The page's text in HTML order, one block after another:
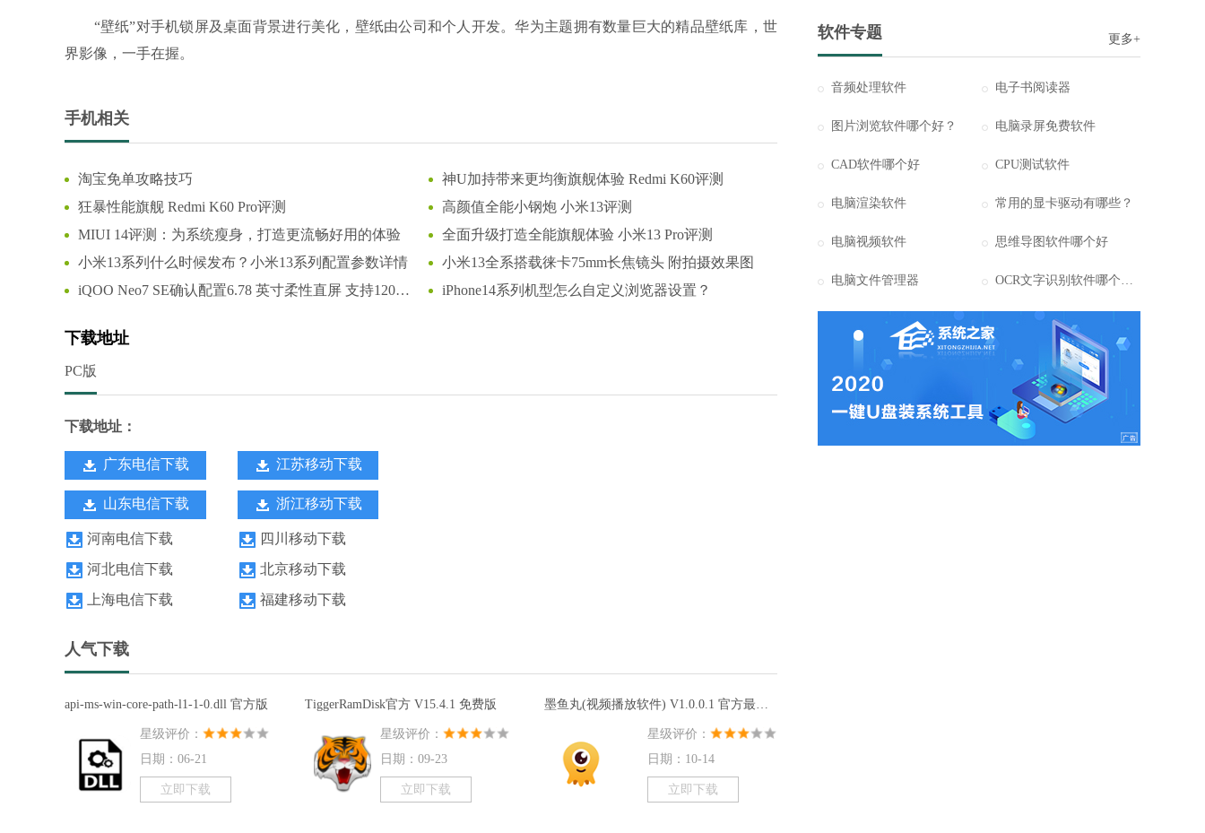
“壁纸”对手机锁屏及桌面背景进行美化，壁纸由公司和个人开发。华为主题拥有数量巨大的精品壁纸库，世
界影像，一手在握。
手机相关
淘宝免单攻略技巧
神U加持带来更均衡旗舰体验 Redmi K60评测
狂暴性能旗舰 Redmi K60 Pro评测
高颜值全能小钢炮 小米13评测
MIUI 14评测：为系统瘦身，打造更流畅好用的体验
全面升级打造全能旗舰体验 小米13 Pro评测
小米13系列什么时候发布？小米13系列配置参数详情
小米13全系搭载徕卡75mm长焦镜头 附拍摄效果图
iQOO Neo7 SE确认配置6.78 英寸柔性直屏 支持120Hz
iPhone14系列机型怎么自定义浏览器设置？
下载地址
PC版
下载地址：
广东电信下载 江苏移动下载
山东电信下载 浙江移动下载
河南电信下载
四川移动下载
河北电信下载
北京移动下载
上海电信下载
福建移动下载
人气下载
api-ms-win-core-path-l1-1-0.dll 官方版
星级评价：
日期：06-21
立即下载
TiggerRamDisk官方 V15.4.1 免费版
星级评价：
日期：09-23
立即下载
墨鱼丸(视频播放软件) V1.0.0.1 官方最新
星级评价：
日期：10-14
立即下载
软件专题 更多+
音频处理软件 电子书阅读器
图片浏览软件哪个好？ 电脑录屏免费软件
CAD软件哪个好 CPU测试软件
电脑渲染软件 常用的显卡驱动有哪些？
电脑视频软件 思维导图软件哪个好
电脑文件管理器 OCR文字识别软件哪个好用？